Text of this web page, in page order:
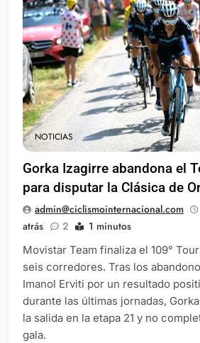
NOTICIAS
Gorka Izagirre abandona el
para disputar la Clásica de
admin@ciclismointernacional.com
atrás
2 1 minutos
Movistar Team finaliza el 109°
seis corredores. Tras los
Imanol Erviti por un resultado
durante las últimas jornadas,
la salida en la etapa 21 y no
gala.